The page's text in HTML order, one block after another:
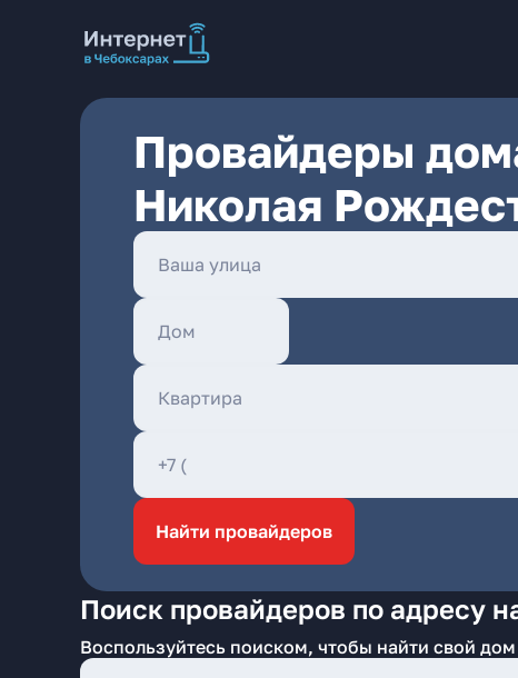
Провайдеры
Николая
Найти провайдеров
Поиск провайдеров по адресу
Воспользуйтесь поиском, чтобы найти свой дом